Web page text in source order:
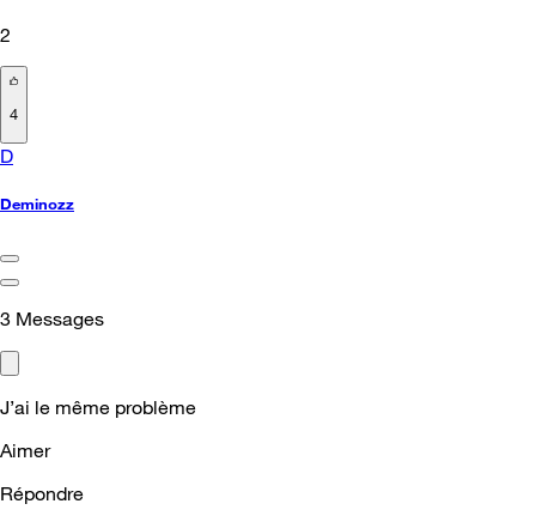
2
4
D
Deminozz
3 Messages
J’ai le même problème
Aimer
Répondre